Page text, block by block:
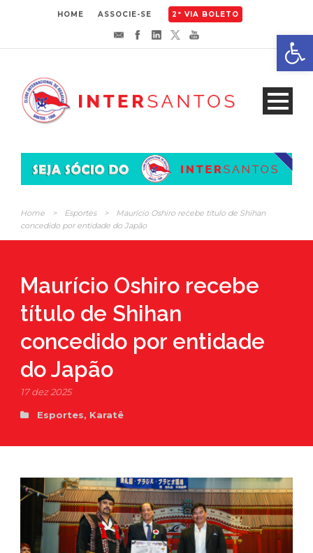
HOME ASSOCIE-SE 2ª VIA BOLETO
Home > Esportes >
Maurício Oshiro recebe título de Shihan
concedido por entidade do Japão
Maurício Oshiro recebe
título de Shihan
concedido por entidade
do Japão
17 dez 2025
Esportes, Karatê
Abrir